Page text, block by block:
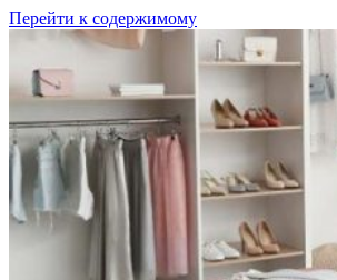
Перейти к содержимому